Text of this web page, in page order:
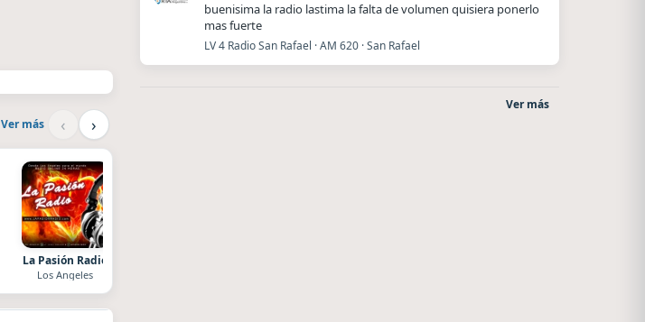
Ver más ‹ ›
La Pasión Radio
Los Angeles
buenisima la radio lastima la falta de volumen quisiera ponerlo
mas fuerte
LV 4 Radio San Rafael · AM 620 · San Rafael
Ver más